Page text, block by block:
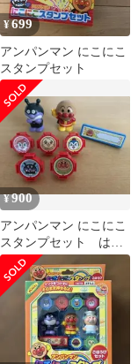
¥699
アンパンマン にこにこ
スタンプセット
¥900
アンパンマン にこにこ
スタンプセット はん
こ